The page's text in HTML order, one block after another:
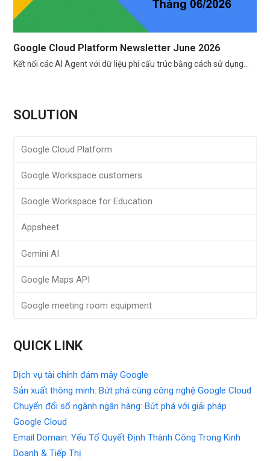
Google Cloud Platform Newsletter June 2026
Kết nối các AI Agent với dữ liệu phi cấu trúc bằng cách sử dụng…
SOLUTION
Google Cloud Platform
Google Workspace customers
Google Workspace for Education
Appsheet
Gemini AI
Google Maps API
Google meeting room equipment
QUICK LINK
Dịch vụ tài chính đám mây Google
Sản xuất thông minh: Bứt phá cùng công nghệ Google Cloud
Chuyển đổi số ngành ngân hàng: Bứt phá với giải pháp
Google Cloud
Email Domain: Yếu Tố Quyết Định Thành Công Trong Kinh
Doanh & Tiếp Thị